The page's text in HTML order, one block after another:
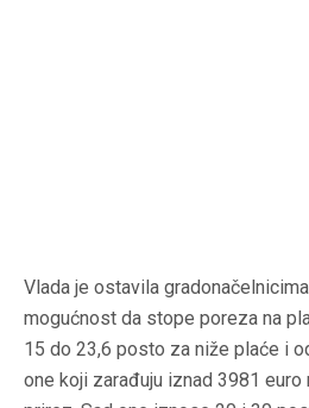
Vlada je ostavila
mogućnost da stope poreza na
15 do 23,6 posto za niže plaće i
one koji zarađuju iznad 3981